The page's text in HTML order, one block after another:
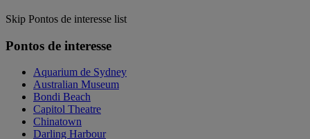
Skip Pontos de interesse list
Pontos de interesse
Aquarium de Sydney
Australian Museum
Bondi Beach
Capitol Theatre
Chinatown
Darling Harbour